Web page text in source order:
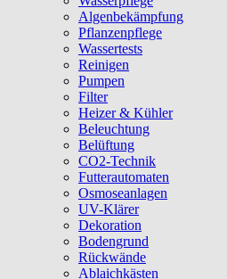
Algenbekämpfung
Pflanzenpflege
Wassertests
Reinigen
Pumpen
Filter
Heizer & Kühler
Beleuchtung
Belüftung
CO2-Technik
Futterautomaten
Osmoseanlagen
UV-Klärer
Dekoration
Bodengrund
Rückwände
Ablaichkästen